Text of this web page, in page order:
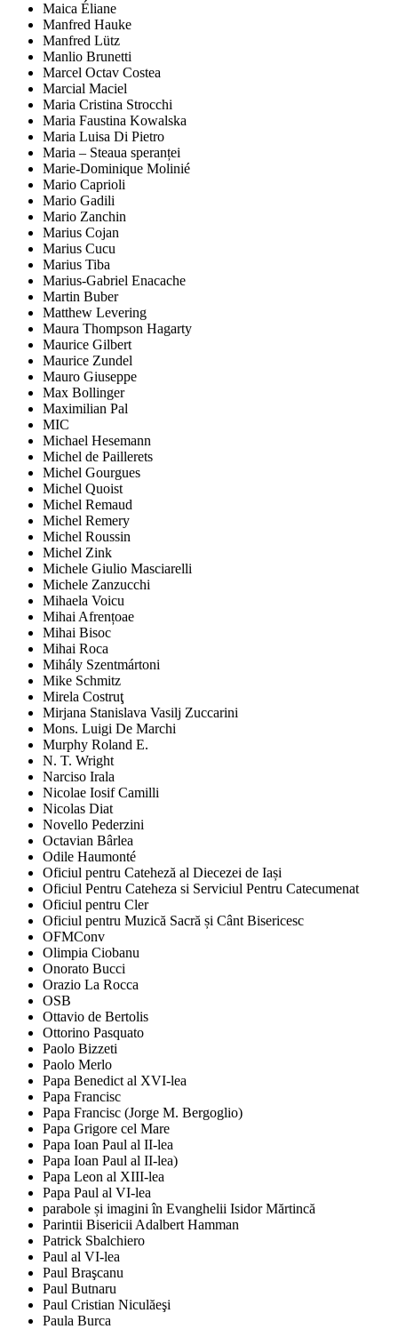
Maica Éliane
Manfred Hauke
Manfred Lütz
Manlio Brunetti
Marcel Octav Costea
Marcial Maciel
Maria Cristina Strocchi
Maria Faustina Kowalska
Maria Luisa Di Pietro
Maria – Steaua speranței
Marie-Dominique Molinié
Mario Caprioli
Mario Gadili
Mario Zanchin
Marius Cojan
Marius Cucu
Marius Tiba
Marius-Gabriel Enacache
Martin Buber
Matthew Levering
Maura Thompson Hagarty
Maurice Gilbert
Maurice Zundel
Mauro Giuseppe
Max Bollinger
Maximilian Pal
MIC
Michael Hesemann
Michel de Paillerets
Michel Gourgues
Michel Quoist
Michel Remaud
Michel Remery
Michel Roussin
Michel Zink
Michele Giulio Masciarelli
Michele Zanzucchi
Mihaela Voicu
Mihai Afrențoae
Mihai Bisoc
Mihai Roca
Mihály Szentmártoni
Mike Schmitz
Mirela Costruţ
Mirjana Stanislava Vasilj Zuccarini
Mons. Luigi De Marchi
Murphy Roland E.
N. T. Wright
Narciso Irala
Nicolae Iosif Camilli
Nicolas Diat
Novello Pederzini
Octavian Bârlea
Odile Haumonté
Oficiul pentru Cateheză al Diecezei de Iași
Oficiul Pentru Cateheza si Serviciul Pentru Catecumenat
Oficiul pentru Cler
Oficiul pentru Muzică Sacră și Cânt Bisericesc
OFMConv
Olimpia Ciobanu
Onorato Bucci
Orazio La Rocca
OSB
Ottavio de Bertolis
Ottorino Pasquato
Paolo Bizzeti
Paolo Merlo
Papa Benedict al XVI-lea
Papa Francisc
Papa Francisc (Jorge M. Bergoglio)
Papa Grigore cel Mare
Papa Ioan Paul al II-lea
Papa Ioan Paul al II-lea)
Papa Leon al XIII-lea
Papa Paul al VI-lea
parabole și imagini în Evanghelii Isidor Mărtincă
Parintii Bisericii Adalbert Hamman
Patrick Sbalchiero
Paul al VI-lea
Paul Braşcanu
Paul Butnaru
Paul Cristian Niculăeşi
Paula Burca